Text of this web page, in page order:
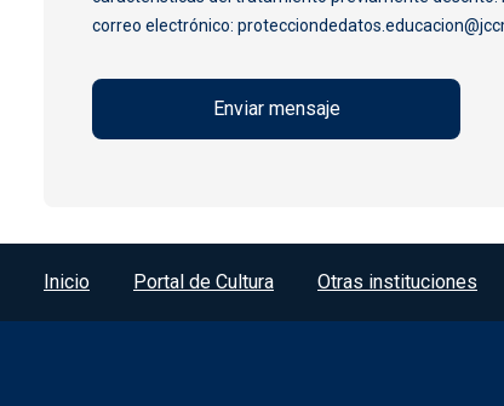
correo electrónico:
Menú del pie
Inicio Portal de Cultura Otras instituciones